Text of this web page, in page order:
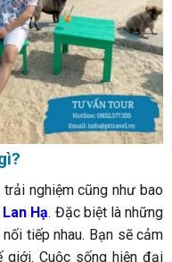
nghiệm cũng như bao
Hạ. Đặc biệt là những
tiếp nhau. Bạn sẽ cảm
giới. Cuộc sống hiện đại